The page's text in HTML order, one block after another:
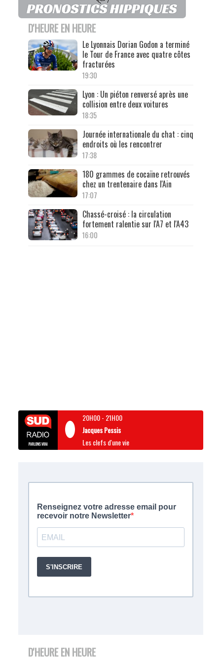
D'HEURE EN HEURE
Le Lyonnais Dorian Godon a terminé
le Tour de France avec quatre côtes
fracturées
19:30
Lyon : Un piéton renversé après une
collision entre deux voitures
18:35
Journée internationale du chat : cinq
endroits où les rencontrer
17:38
180 grammes de cocaïne retrouvés
chez un trentenaire dans l'Ain
17:07
Chassé-croisé : la circulation
fortement ralentie sur l'A7 et l'A43
16:00
20H00- 21H00
Jacques Pessis
Les clefs d'une vie
D'HEURE EN HEURE